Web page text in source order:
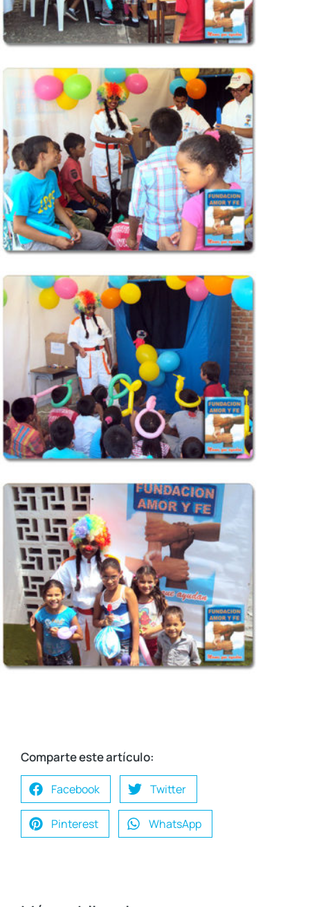
Comparte este artículo:
Facebook Twitter
Pinterest WhatsApp